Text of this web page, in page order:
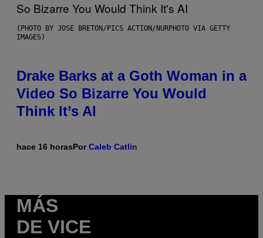
(PHOTO BY JOSE BRETON/PICS ACTION/NURPHOTO VIA GETTY
IMAGES)
Drake Barks at a Goth Woman in a
Video So Bizarre You Would
Think It’s AI
hace 16 horasPorCaleb Catlin
MÁS
DE VICE